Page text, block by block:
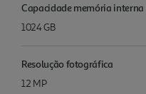
Capacidade memória interna
1024 GB
Resolução fotográfica
12 MP